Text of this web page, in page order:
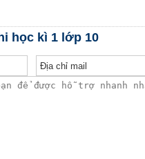
học kì 1 lớp 10